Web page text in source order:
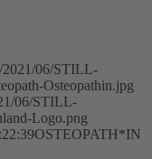
2021/06/STILL-
Osteopathin.jpg
06/STILL-
Logo.png
OSTEOPATH*IN